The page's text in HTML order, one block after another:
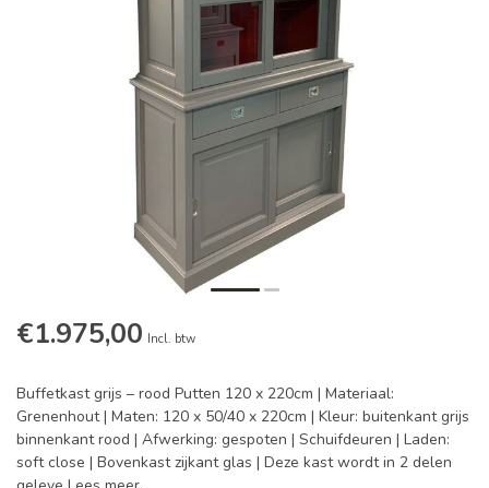
€1.975,00 Incl. btw
Buffetkast grijs – rood Putten 120 x 220cm | Materiaal:
Grenenhout | Maten: 120 x 50/40 x 220cm | Kleur: buitenkant grijs
binnenkant rood | Afwerking: gespoten | Schuifdeuren | Laden:
soft close | Bovenkast zijkant glas | Deze kast wordt in 2 delen